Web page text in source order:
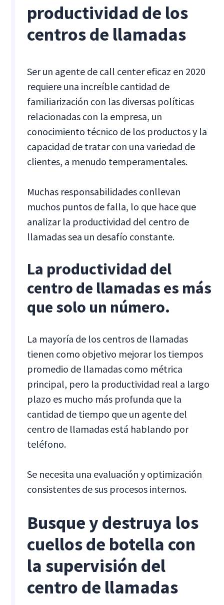
productividad de los
centros de llamadas
Ser un agente de call center eficaz en 2020
requiere una increíble cantidad de
familiarización con las diversas políticas
relacionadas con la empresa, un
conocimiento técnico de los productos y la
capacidad de tratar con una variedad de
clientes, a menudo temperamentales.
Muchas responsabilidades conllevan
muchos puntos de falla, lo que hace que
analizar la productividad del centro de
llamadas sea un desafío constante.
La productividad del
centro de llamadas es más
que solo un número.
La mayoría de los centros de llamadas
tienen como objetivo mejorar los tiempos
promedio de llamadas como métrica
principal, pero la productividad real a largo
plazo es mucho más profunda que la
cantidad de tiempo que un agente del
centro de llamadas está hablando por
teléfono.
Se necesita una evaluación y optimización
consistentes de sus procesos internos.
Busque y destruya los
cuellos de botella con
la supervisión del
centro de llamadas